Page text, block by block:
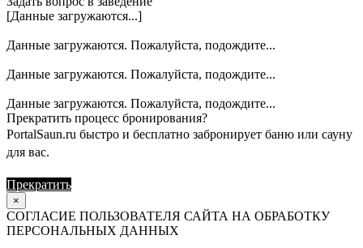
[Данные загружаются...]
Данные загружаются. Пожалуйста, подождите...
Данные загружаются. Пожалуйста, подождите...
Данные загружаются. Пожалуйста, подождите...
Прекратить процесс бронирования?
PortalSaun.ru быстро и бесплатно забронирует баню или сауну
для вас.
Прекратить
×
СОГЛАСИЕ ПОЛЬЗОВАТЕЛЯ САЙТА НА ОБРАБОТКУ
ПЕРСОНАЛЬНЫХ ДАННЫХ